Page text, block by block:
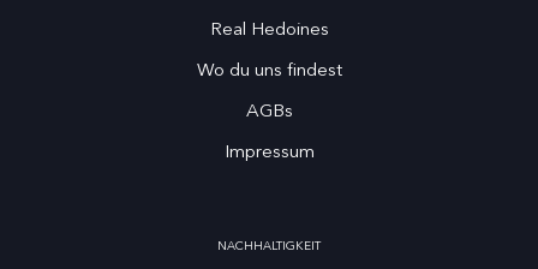
Real Hedoines
Wo du uns findest
AGBs
Impressum
NACHHALTIGKEIT